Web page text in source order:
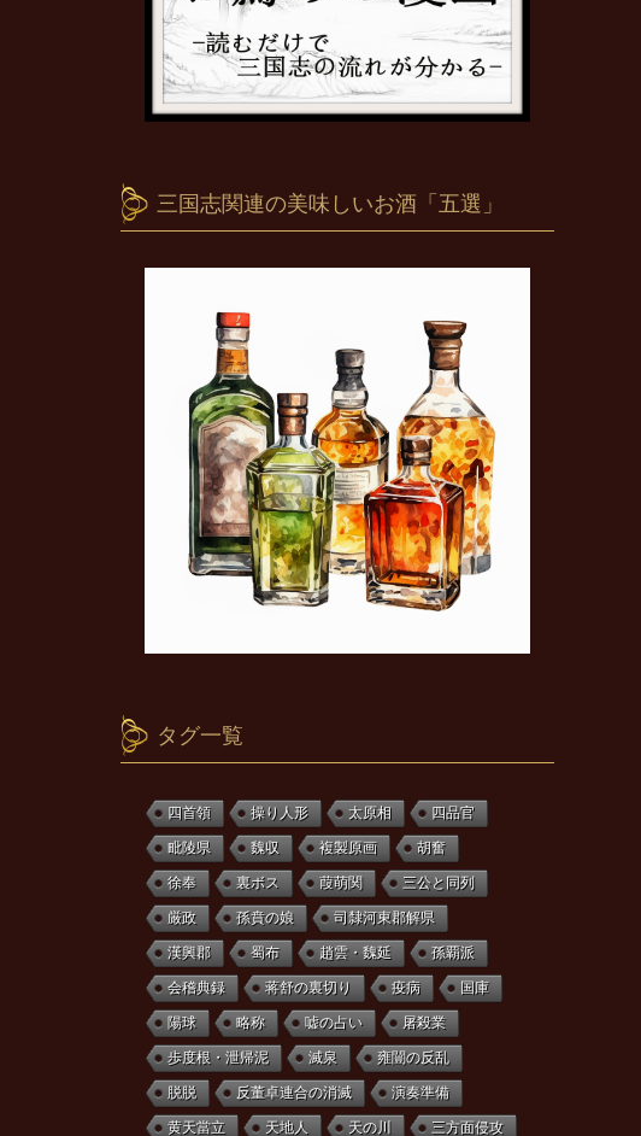
三国志関連の美味しいお酒「五選」
タグ一覧
四首領 操り人形 太原相 四品官
毗陵県 魏収 複製原画 胡奮
徐奉 裏ボス 葭萌関 三公と同列
厳政 孫賁の娘 司隸河東郡解県
漢興郡 蜀布 趙雲・魏延 孫覇派
会稽典録 蒋舒の裏切り 疫病 国庫
陽球 略称 嘘の占い 屠殺業
歩度根・泄帰泥 滅泉 雍闓の反乱
脱脱 反董卓連合の消滅 演奏準備
黄天當立 天地人 天の川 三方面侵攻